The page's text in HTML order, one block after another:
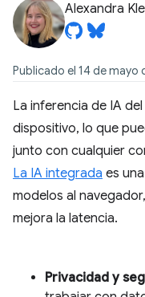
Alexandra
Publicado el 14 de mayo
La inferencia de IA
dispositivo, lo que
junto con cualquier
La IA integrada es
modelos al
mejora la latencia.
Privacidad y